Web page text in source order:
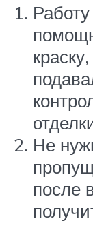
Не
после